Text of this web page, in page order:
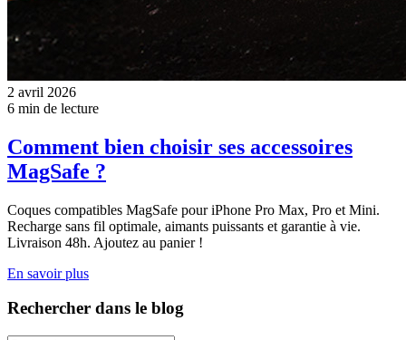
2 avril 2026
6 min de lecture
Comment bien choisir ses accessoires
MagSafe ?
Coques compatibles MagSafe pour iPhone Pro Max, Pro et Mini.
Recharge sans fil optimale, aimants puissants et garantie à vie.
Livraison 48h. Ajoutez au panier !
En savoir plus
Rechercher dans le blog